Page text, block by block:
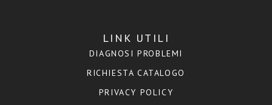
LINK UTILI
DIAGNOSI PROBLEMI
RICHIESTA CATALOGO
PRIVACY POLICY